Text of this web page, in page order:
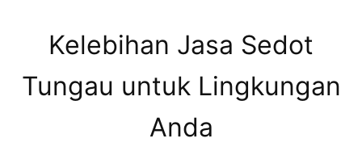
Kelebihan Jasa Sedot
Tungau untuk Lingkungan
Anda